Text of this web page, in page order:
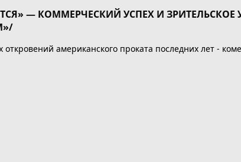
— КОММЕРЧЕСКИЙ УСПЕХ И ЗРИТЕЛЬСКОЕ
откровений американского проката последних лет -